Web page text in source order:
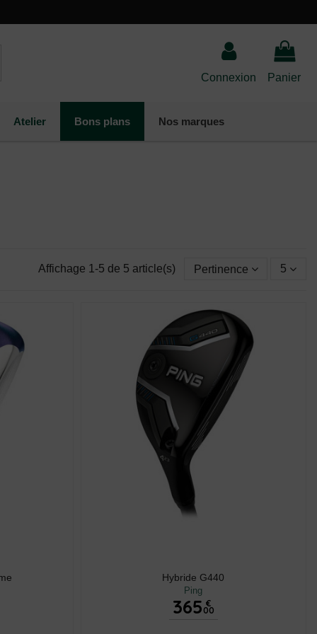
Connexion Panier
Atelier Bons plans Nos marques
Affichage 1-5 de 5 article(s) Pertinence 5
Hybride G440
Ping
365 €
00